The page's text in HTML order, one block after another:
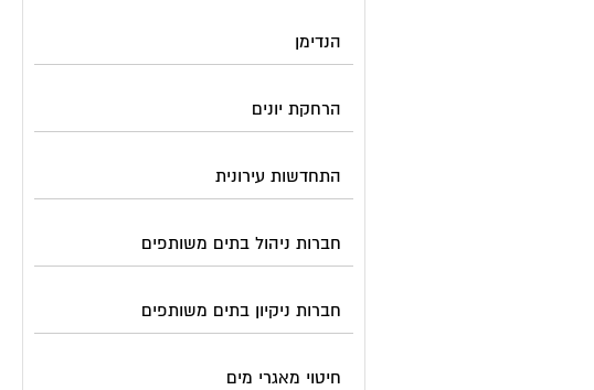
הנדימן
הרחקת יונים
התחדשות עירונית
חברות ניהול בתים משותפים
חברות ניקיון בתים משותפים
חיטוי מאגרי מים